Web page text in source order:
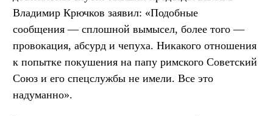
Владимир Крючков заявил: «Подобные
сообщения — сплошной вымысел, более того —
провокация, абсурд и чепуха. Никакого отношения
к попытке покушения на папу римского Советский
Союз и его спецслужбы не имели. Все это
надуманно».